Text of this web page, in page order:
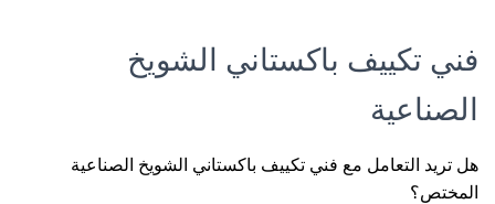
فني تكييف باكستاني الشويخ
الصناعية
هل تريد التعامل مع فني تكييف باكستاني الشويخ الصناعية
المختص؟